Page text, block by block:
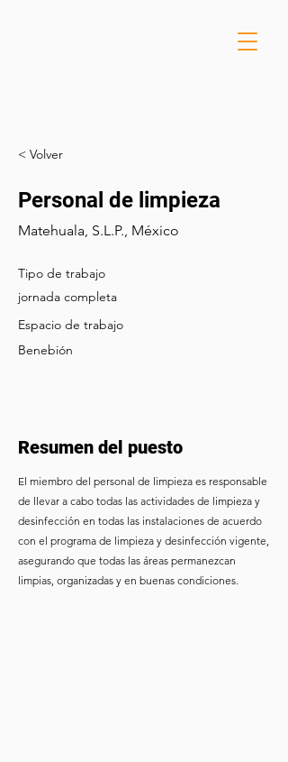
< Volver
Personal de limpieza
Matehuala, S.L.P., México
Tipo de trabajo
jornada completa
Espacio de trabajo
Benebión
Resumen del puesto
El miembro del personal de limpieza es responsable
de llevar a cabo todas las actividades de limpieza y
desinfección en todas las instalaciones de acuerdo
con el programa de limpieza y desinfección vigente,
asegurando que todas las áreas permanezcan
limpias, organizadas y en buenas condiciones.